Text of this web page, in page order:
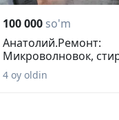
100 000 so'm
Анатолий.Ремонт:
Микроволновок,
пылесосо...
4 oy oldin